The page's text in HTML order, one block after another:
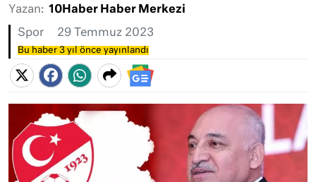
Yazan: 10Haber Haber Merkezi
Spor 29 Temmuz 2023
Bu haber 3 yıl önce yayınlandı